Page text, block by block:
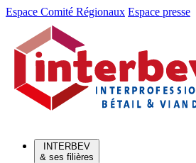
Aller
Aller
contenu
Espace Comité Régionaux Espace presse
INTERBEV
& ses filières